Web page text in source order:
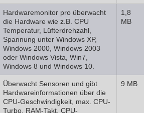
Hardwaremonitor pro überwacht
die Hardware wie z.B. CPU
Temperatur, Lüfterdrehzahl,
Spannung unter Windows XP,
Windows 2000, Windows 2003
oder Windows Vista, Win7,
Windows 8 und Windows 10.
1,8
MB
Überwacht Sensoren und gibt
Hardwareinformationen über die
CPU-Geschwindigkeit, max. CPU-
Turbo, RAM-Takt, CPU-
9 MB